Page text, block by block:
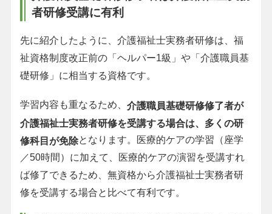
者研修受講に有利
先に紹介したように、介護福祉士実務者研修は、福
祉資格制度改正前の「ヘルパー1級」や「介護職員基
礎研修」に相当する資格です。
学習内容も重なるため、 介護職員基礎研修修了者が
介護福祉士実務者研修を受講する場合は、多くの研
修科目が免除となります。医療的ケアの学習（座学
／50時間）に加えて、医療的ケアの演習を受講すれ
ば修了できるため、無資格から介護福祉士実務者研
修を受講する場合と比べて有利です。